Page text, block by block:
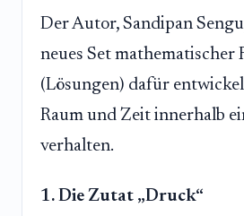
Der Autor, Sandipan
neues Set mathematischer
(Lösungen) dafür
Raum und Zeit innerhalb
verhalten.
1. Die Zutat „Druck“